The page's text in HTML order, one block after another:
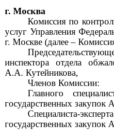
г. Москва
Комиссия по
услуг Управления
г. Москве (далее–
инспектора отдела
А.А. Кутейникова,
Членов Комиссии:
Главного
государственных
Специалиста-
государственных закупок